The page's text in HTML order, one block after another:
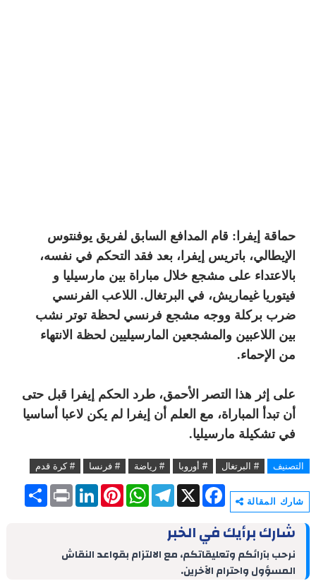
حماقة إيفرا: قام المدافع السابق لفريق يوفنتوس
الإيطالي، باتريس إيفرا، بعد فقد التحكم في نفسه،
بالاعتداء على مشجع خلال مباراة بين مارسيليا و
فيتوريا غيماريش، في البرتغال. اللاعب الفرنسي
ضرب بركلة ووجه مشجع فرنسي لحظة توتر نشب
بين اللاعبين والمشجعين المارسيليين لحظة الانتهاء
من الإحماء.
على إثر هذا التصر الأحمق، طرد الحكم إيفرا قبل حتى
أن تبدأ المباراة، مع العلم أن إيفرا لم يكن لاعبا أساسيا
في تشكيلة مارسيليا.
التصنيف # البرتغال # أوروبا # رياضة # فرنسا # كرة قدم
شارك المقالة
S
h
P
r
L
I
P
e
W
h
p
T
e
g
a
X
F
a
b
o
k
شارك برأيك في الخبر
نرحب بآرائكم وتعليقاتكم، مع الالتزام بقواعد النقاش
المسؤول واحترام الآخرين.